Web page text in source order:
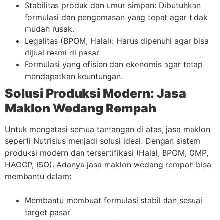
Stabilitas produk dan umur simpan: Dibutuhkan
formulasi dan pengemasan yang tepat agar tidak
mudah rusak.
Legalitas (BPOM, Halal): Harus dipenuhi agar bisa
dijual resmi di pasar.
Formulasi yang efisien dan ekonomis agar tetap
mendapatkan keuntungan.
Solusi Produksi Modern: Jasa
Maklon Wedang Rempah
Untuk mengatasi semua tantangan di atas, jasa maklon
seperti Nutrisius menjadi solusi ideal. Dengan sistem
produksi modern dan tersertifikasi (Halal, BPOM, GMP,
HACCP, ISO). Adanya jasa maklon wedang rempah bisa
membantu dalam:
Membantu membuat formulasi stabil dan sesuai
target pasar